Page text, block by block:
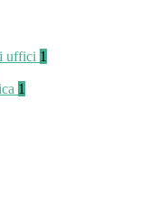
uffici 1
1